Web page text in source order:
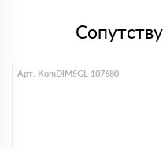
Арт. KomDlMSGL-107680